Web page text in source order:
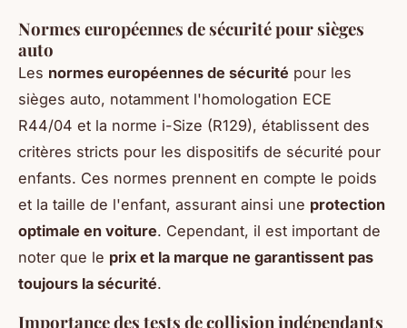
Normes européennes de sécurité pour sièges
auto
Les normes européennes de sécurité pour les
sièges auto, notamment l'homologation ECE
R44/04 et la norme i-Size (R129), établissent des
critères stricts pour les dispositifs de sécurité pour
enfants. Ces normes prennent en compte le poids
et la taille de l'enfant, assurant ainsi une protection
optimale en voiture. Cependant, il est important de
noter que le prix et la marque ne garantissent pas
toujours la sécurité.
Importance des tests de collision indépendants